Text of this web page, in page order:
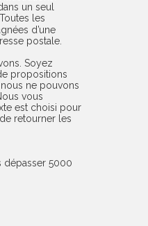
un seul
les
d’une
postale.
Soyez
propositions
ne pouvons
vous
est choisi pour
retourner les
dépasser 5000